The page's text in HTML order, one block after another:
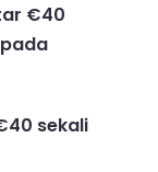
€40
sekali